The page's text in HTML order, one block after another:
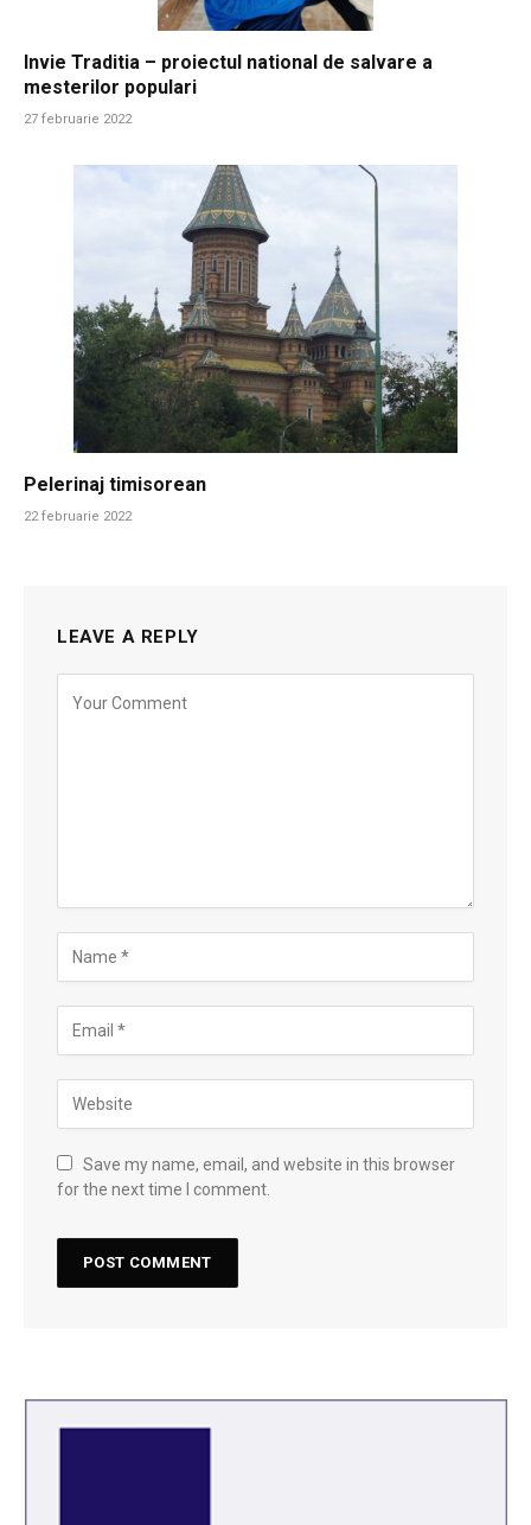
Invie Traditia – proiectul national de salvare a
mesterilor populari
27 februarie 2022
Pelerinaj timisorean
22 februarie 2022
LEAVE A REPLY
Save my name, email, and website in this browser
for the next time I comment.